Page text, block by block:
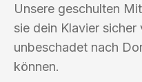
Unsere geschulten
sie dein Klavier
unbeschadet nach
können.